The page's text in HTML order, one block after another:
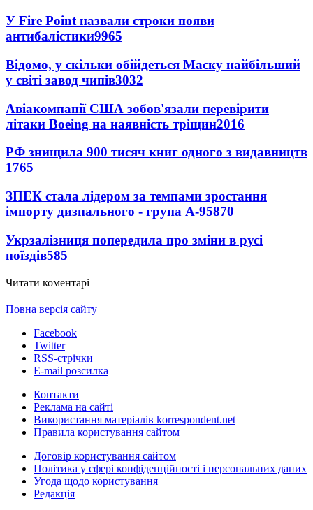
У Fire Point назвали строки появи
антибалістики9965
Відомо, у скільки обійдеться Маску найбільший
у світі завод чипів3032
Авіакомпанії США зобов'язали перевірити
літаки Boeing на наявність тріщин2016
РФ знищила 900 тисяч книг одного з видавництв
1765
ЗПЕК стала лідером за темпами зростання
імпорту дизпального - група А-95870
Укрзалізниця попередила про зміни в русі
поїздів585
Читати коментарі
Повна версія сайту
Facebook
Twitter
RSS-стрічки
E-mail розсилка
Контакти
Реклама на сайті
Використання матеріалів korrespondent.net
Правила користування сайтом
Договір користування сайтом
Політика у сфері конфіденційності і персональних даних
Угода щодо користування
Редакція